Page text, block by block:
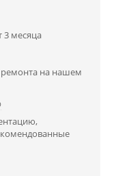
3 месяца
ремонта на нашем